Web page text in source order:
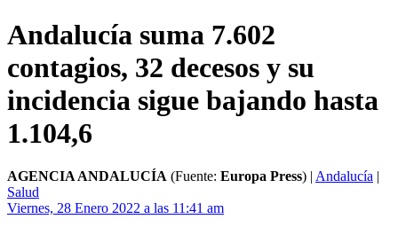
Andalucía suma 7.602
contagios, 32 decesos y su
incidencia sigue bajando hasta
1.104,6
AGENCIA ANDALUCÍA (Fuente: Europa Press) | Andalucía |
Salud
Viernes, 28 Enero 2022 a las 11:41 am